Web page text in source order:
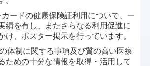
ードの健康保険証利用について、一
績を有し、またさらなる利用促進に
け、ポスター掲示を行っています。
体制に関する事項及び質の高い医療
ための十分な情報を取得・活用して